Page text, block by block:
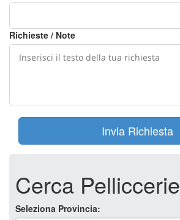
Richieste / Note
Invia Richiesta
Cerca Pelliccerie
Seleziona Provincia: